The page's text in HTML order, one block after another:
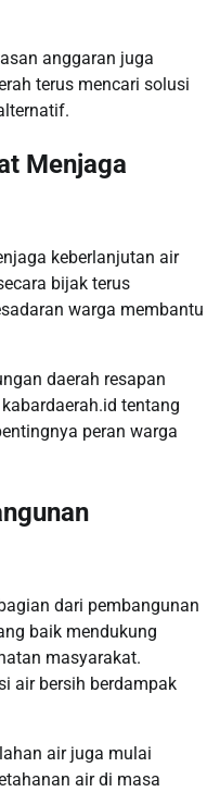
anggaran juga
terus mencari solusi
Menjaga
keberlanjutan air
bijak terus
warga membantu
daerah resapan
tentang
peran warga
dari pembangunan
baik mendukung
masyarakat.
air bersih berdampak
air juga mulai
air di masa